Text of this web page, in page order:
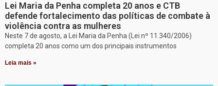
Lei Maria da Penha completa 20 anos e CTB
defende fortalecimento das políticas de combate à
violência contra as mulheres
Neste 7 de agosto, a Lei Maria da Penha (Lei nº 11.340/2006)
completa 20 anos como um dos principais instrumentos
Leia mais »